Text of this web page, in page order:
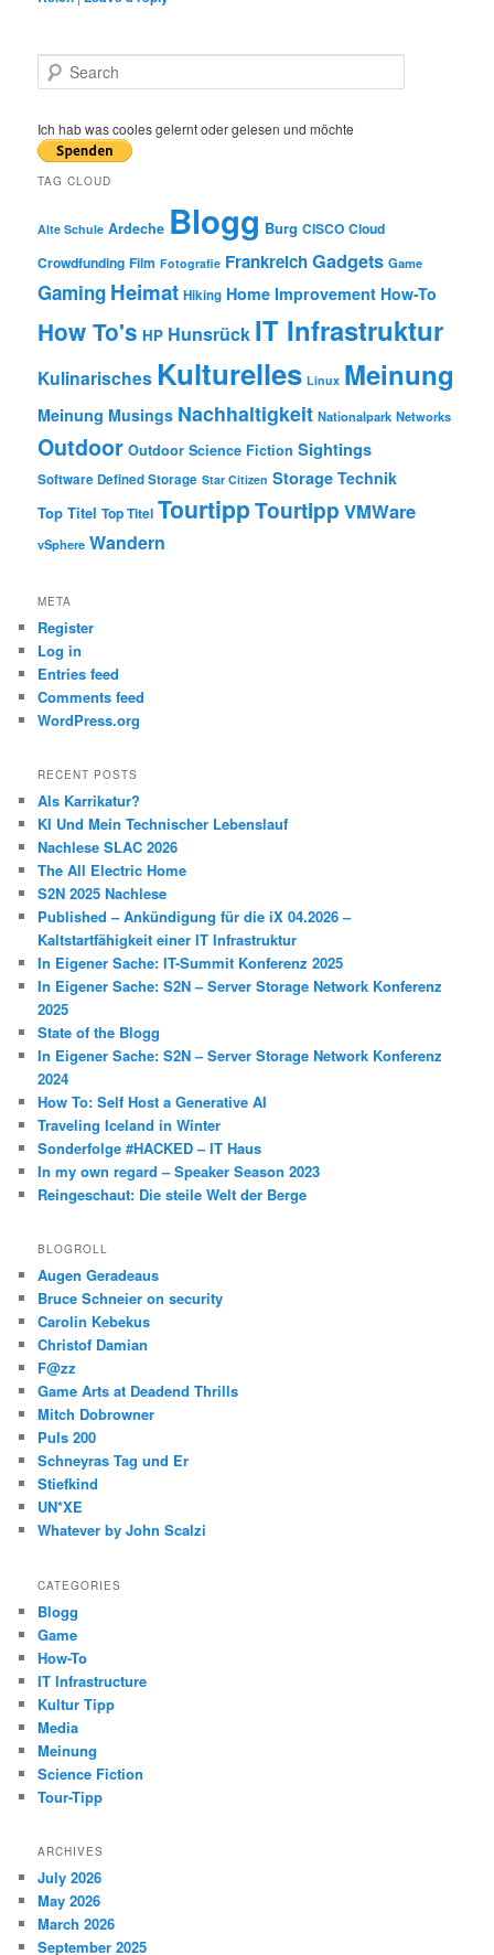
e
r
c
Ich hab was cooles gelernt oder gelesen und möchte
TAG CLOUD
Alte Schule Ardeche Blogg Burg CISCO Cloud
Crowdfunding Film Fotografie FrankreichGadgets Game
Gaming Heimat Hiking Home Improvement How-To
How To's HP Hunsrück IT Infrastruktur
Kulinarisches Kulturelles Linux Meinung
Meinung Musings Nachhaltigkeit Nationalpark Networks
Outdoor Outdoor Science Fiction Sightings
Software Defined Storage Star Citizen Storage Technik
Top Titel Top Titel TourtippTourtipp VMWare
vSphere Wandern
META
Register
Log in
Entries feed
Comments feed
WordPress.org
RECENT POSTS
Als Karrikatur?
KI Und Mein Technischer Lebenslauf
Nachlese SLAC 2026
The All Electric Home
S2N 2025 Nachlese
Published – Ankündigung für die iX 04.2026 –
Kaltstartfähigkeit einer IT Infrastruktur
In Eigener Sache: IT-Summit Konferenz 2025
In Eigener Sache: S2N – Server Storage Network Konferenz
2025
State of the Blogg
In Eigener Sache: S2N – Server Storage Network Konferenz
2024
How To: Self Host a Generative AI
Traveling Iceland in Winter
Sonderfolge #HACKED – IT Haus
In my own regard – Speaker Season 2023
Reingeschaut: Die steile Welt der Berge
BLOGROLL
Augen Geradeaus
Bruce Schneier on security
Carolin Kebekus
Christof Damian
F@zz
Game Arts at Deadend Thrills
Mitch Dobrowner
Puls 200
Schneyras Tag und Er
Stiefkind
UN*XE
Whatever by John Scalzi
CATEGORIES
Blogg
Game
How-To
IT Infrastructure
Kultur Tipp
Media
Meinung
Science Fiction
Tour-Tipp
ARCHIVES
July 2026
May 2026
March 2026
September 2025